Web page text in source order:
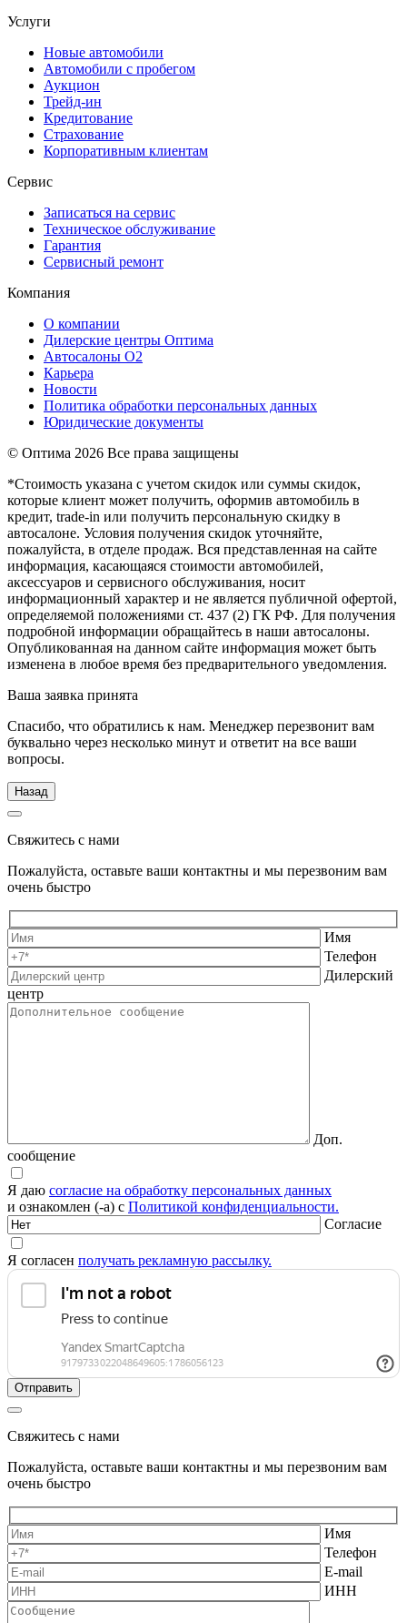
Услуги
Новые автомобили
Автомобили с пробегом
Аукцион
Трейд-ин
Кредитование
Страхование
Корпоративным клиентам
Сервис
Записаться на сервис
Техническое обслуживание
Гарантия
Сервисный ремонт
Компания
О компании
Дилерские центры Оптима
Автосалоны О2
Карьера
Новости
Политика обработки персональных данных
Юридические документы
© Оптима 2026 Все права защищены
*Стоимость указана с учетом скидок или суммы скидок,
которые клиент может получить, оформив автомобиль в
кредит, trade-in или получить персональную скидку в
автосалоне. Условия получения скидок уточняйте,
пожалуйста, в отделе продаж. Вся представленная на сайте
информация, касающаяся стоимости автомобилей,
аксессуаров и сервисного обслуживания, носит
информационный характер и не является публичной офертой,
определяемой положениями ст. 437 (2) ГК РФ. Для получения
подробной информации обращайтесь в наши автосалоны.
Опубликованная на данном сайте информация может быть
изменена в любое время без предварительного уведомления.
Ваша заявка принята
Спасибо, что обратились к нам. Менеджер перезвонит вам
буквально через несколько минут и ответит на все ваши
вопросы.
Назад
Свяжитесь с нами
Пожалуйста, оставьте ваши контактны и мы перезвоним вам
очень быстро
Имя
Телефон
Дилерский
центр
Доп.
сообщение
Я даю согласие на обработку персональных данных
и ознакомлен (-а) с Политикой конфиденциальности.
Согласие
Я согласен получать рекламную рассылку.
Свяжитесь с нами
Пожалуйста, оставьте ваши контактны и мы перезвоним вам
очень быстро
Имя
Телефон
E-mail
ИНН